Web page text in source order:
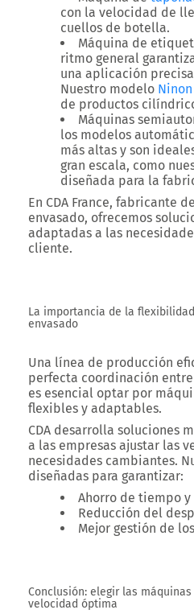
con la velocidad de
cuellos de botella.
Máquina de
ritmo general
una aplicación
Nuestro modelo Ninon
de productos
Máquinas
los modelos
más altas y son
gran escala, como
diseñada para la
En CDA France, fabricante
envasado, ofrecemos
adaptadas a las
cliente.
La importancia de la
envasado
Una línea de producción
perfecta coordinación
es esencial optar por
flexibles y adaptables.
CDA desarrolla soluciones
a las empresas ajustar las
necesidades cambiantes.
diseñadas para garantizar:
Ahorro de tiempo
Reducción del
Mejor gestión de
Conclusión: elegir las
velocidad óptima